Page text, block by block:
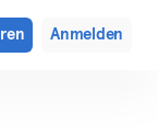
Anmelden